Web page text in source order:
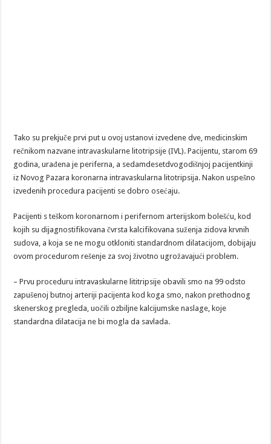
Tako su prekjuče prvi put u ovoj ustanovi izvedene dve, medicinskim
rečnikom nazvane intravaskularne litotripsije (IVL). Pacijentu, starom 69
godina, urađena je periferna, a sedamdesetdvogodišnjoj pacijentkinji
iz Novog Pazara koronarna intravaskularna litotripsija. Nakon uspešno
izvedenih procedura pacijenti se dobro osećaju.
Pacijenti s teškom koronarnom i perifernom arterijskom bolešću, kod
kojih su dijagnostifikovana čvrsta kalcifikovana suženja zidova krvnih
sudova, a koja se ne mogu otkloniti standardnom dilatacijom, dobijaju
ovom procedurom rešenje za svoj životno ugrožavajući problem.
– Prvu proceduru intravaskularne lititripsije obavili smo na 99 odsto
zapušenoj butnoj arteriji pacijenta kod koga smo, nakon prethodnog
skenerskog pregleda, uočili ozbiljne kalcijumske naslage, koje
standardna dilatacija ne bi mogla da savlada.